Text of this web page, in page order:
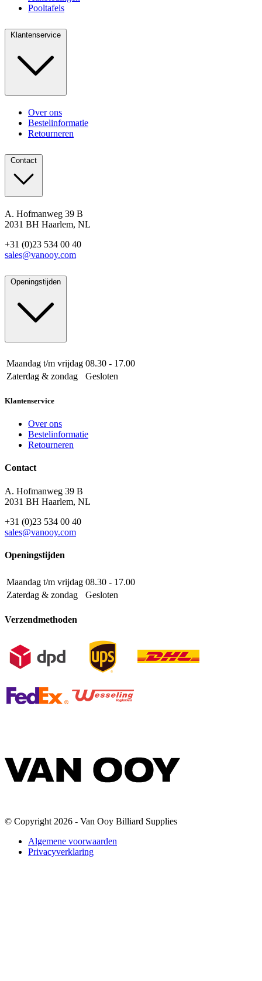
Pooltafels
Klantenservice
Over ons
Bestelinformatie
Retourneren
Contact
A. Hofmanweg 39 B
2031 BH Haarlem, NL
+31 (0)23 534 00 40
sales@vanooy.com
Openingstijden
Maandag t/m vrijdag 08.30 - 17.00
Zaterdag & zondag
Gesloten
Klantenservice
Over ons
Bestelinformatie
Retourneren
Contact
A. Hofmanweg 39 B
2031 BH Haarlem, NL
+31 (0)23 534 00 40
sales@vanooy.com
Openingstijden
Maandag t/m vrijdag 08.30 - 17.00
Zaterdag & zondag
Gesloten
Verzendmethoden
© Copyright 2026 - Van Ooy Billiard Supplies
Algemene voorwaarden
Privacyverklaring